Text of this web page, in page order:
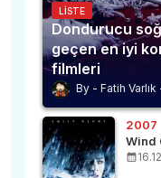
LISTE
Dondurucu
geçen en iyi
filmleri
Fatih Varlık
2007
Wind